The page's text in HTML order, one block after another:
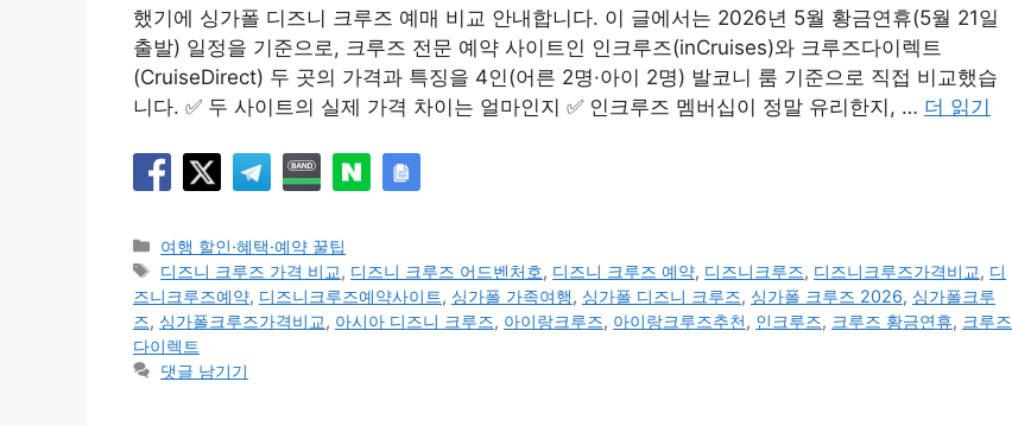
했기에 싱가폴 디즈니 크루즈 예매 비교 안내합니다. 이 글에서는 2026년 5월 황금연휴(5월 21일
출발) 일정을 기준으로, 크루즈 전문 예약 사이트인 인크루즈(inCruises)와 크루즈다이렉트
(CruiseDirect) 두 곳의 가격과 특징을 4인(어른 2명·아이 2명) 발코니 룸 기준으로 직접 비교했습
니다. ✅ 두 사이트의 실제 가격 차이는 얼마인지 ✅ 인크루즈 멤버십이 정말 유리한지, … 더 읽기
카
테
고
리
여행 할인·혜택·예약 꿀팁
태
그
디즈니 크루즈 가격 비교, 디즈니 크루즈 어드벤처호, 디즈니 크루즈 예약, 디즈니크루즈, 디즈니크루즈가격비교, 디
즈니크루즈예약, 디즈니크루즈예약사이트, 싱가폴 가족여행, 싱가폴 디즈니 크루즈, 싱가폴 크루즈 2026, 싱가폴크루
즈, 싱가폴크루즈가격비교, 아시아 디즈니 크루즈, 아이랑크루즈, 아이랑크루즈추천, 인크루즈, 크루즈 황금연휴, 크루즈
다이렉트
댓글 남기기